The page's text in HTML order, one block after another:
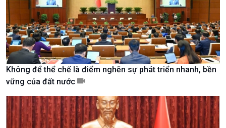
Kinh tế
Tin Kinh tế
Trước giờ mở cửa
Dòng chảy Kinh tế
Khởi nghiệp
Tuyên chiến với gian lận
thương mại
Nông nghiệp & Biển đảo
Tin Nông nghiệp & Biển
đảo
Tâm tình biên giới và hải
đảo
Tìm hiểu biển, đảo Việt
Không để thể chế là điểm nghẽn sự phát triển nhanh, bền
vững của đất nước